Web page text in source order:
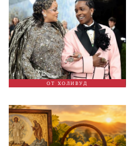
ОТ ХОЛИВУД